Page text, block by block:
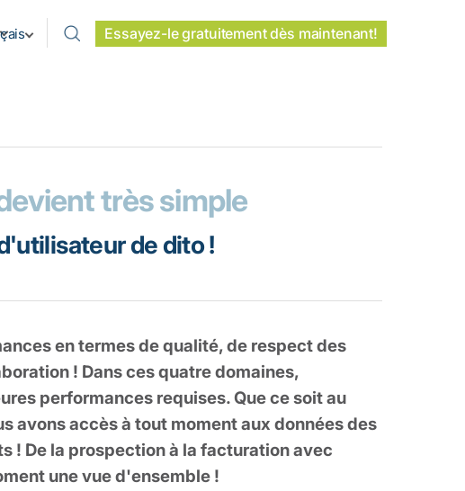
Essayez-le gratuitement dès maintenant!
très simple
de dito !
en termes de qualité, de respect des
! Dans ces quatre domaines,
performances requises. Que ce soit au
avons accès à tout moment aux données des
! De la prospection à la facturation avec
une vue d'ensemble !